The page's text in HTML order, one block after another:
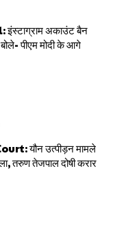
अकाउंट बैन
पीएम मोदी के आगे
यौन उत्पीड़न मामले
तरुण तेजपाल दोषी करार